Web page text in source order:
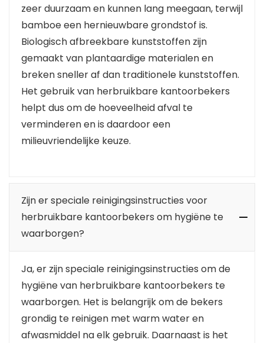
zeer duurzaam en kunnen lang meegaan, terwijl
bamboe een hernieuwbare grondstof is.
Biologisch afbreekbare kunststoffen zijn
gemaakt van plantaardige materialen en
breken sneller af dan traditionele kunststoffen.
Het gebruik van herbruikbare kantoorbekers
helpt dus om de hoeveelheid afval te
verminderen en is daardoor een
milieuvriendelijke keuze.
Zijn er speciale reinigingsinstructies voor
herbruikbare kantoorbekers om hygiëne te
waarborgen?
Ja, er zijn speciale reinigingsinstructies om de
hygiëne van herbruikbare kantoorbekers te
waarborgen. Het is belangrijk om de bekers
grondig te reinigen met warm water en
afwasmiddel na elk gebruik. Daarnaast is het